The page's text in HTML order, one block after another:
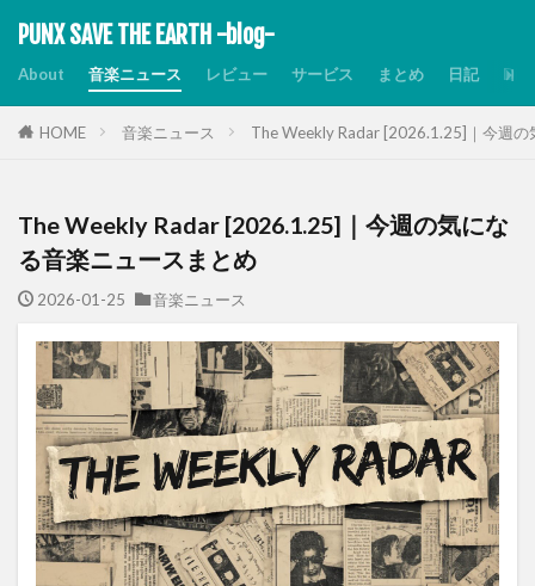
PUNX SAVE THE EARTH -blog-
About 音楽ニュース レビュー サービス まとめ 日記
HOME 音楽ニュース The Weekly Radar [2026.1.25]｜今週の
The Weekly Radar [2026.1.25]｜今週の気にな
る音楽ニュースまとめ
2026-01-25 音楽ニュース